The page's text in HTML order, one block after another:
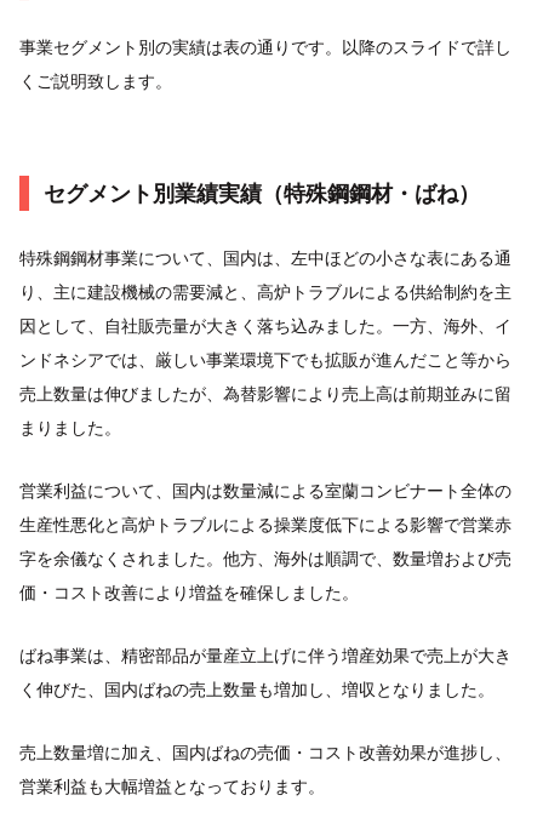
事業セグメント別の実績は表の通りです。以降のスライドで詳し
くご説明致します。
セグメント別業績実績（特殊鋼鋼材・ばね）
特殊鋼鋼材事業について、国内は、左中ほどの小さな表にある通
り、主に建設機械の需要減と、高炉トラブルによる供給制約を主
因として、自社販売量が大きく落ち込みました。一方、海外、イ
ンドネシアでは、厳しい事業環境下でも拡販が進んだこと等から
売上数量は伸びましたが、為替影響により売上高は前期並みに留
まりました。
営業利益について、国内は数量減による室蘭コンビナート全体の
生産性悪化と高炉トラブルによる操業度低下による影響で営業赤
字を余儀なくされました。他方、海外は順調で、数量増および売
価・コスト改善により増益を確保しました。
ばね事業は、精密部品が量産立上げに伴う増産効果で売上が大き
く伸びた、国内ばねの売上数量も増加し、増収となりました。
売上数量増に加え、国内ばねの売価・コスト改善効果が進捗し、
営業利益も大幅増益となっております。